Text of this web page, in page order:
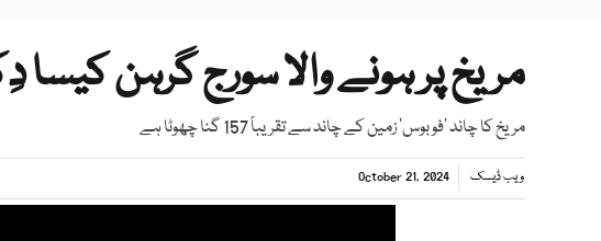
مریخ پر ہونے والا سورج گرہن کیسا
مریخ کا چاند ’فوبوس‘ زمین کے چاند سے تقریباً 157 گنا چھوٹا ہے
ویب ڈیسک October 21, 2024